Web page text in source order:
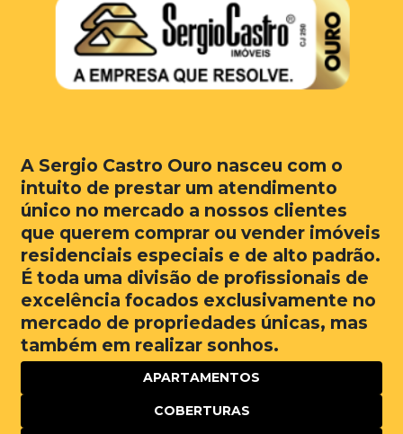
A Sergio Castro Ouro nasceu com o
intuito de prestar um atendimento
único no mercado a nossos clientes
que querem comprar ou vender imóveis
residenciais especiais e de alto padrão.
É toda uma divisão de profissionais de
excelência focados exclusivamente no
mercado de propriedades únicas, mas
também em realizar sonhos.
APARTAMENTOS
COBERTURAS